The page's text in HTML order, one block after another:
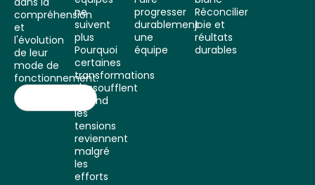
compréhension
et
l'évolution
de leur
mode de
fonctionnement.
ne
suivent
plus
Pourquoi
certaines
transformations
s'essoufflent
Quand
les
tensions
reviennent
malgré
les
efforts
progresser
durablement
une
équipe
Réconcilier
joie et
réultats
durables